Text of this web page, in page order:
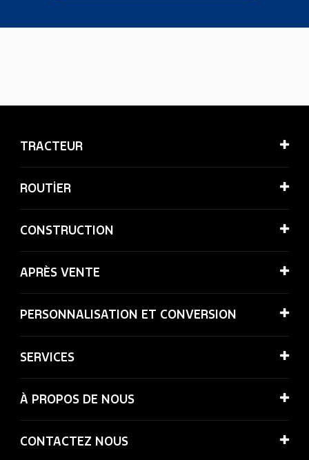
TRACTEUR
ROUTİER
CONSTRUCTION
APRÈS VENTE
PERSONNALISATION ET CONVERSION
SERVICES
À PROPOS DE NOUS
CONTACTEZ NOUS